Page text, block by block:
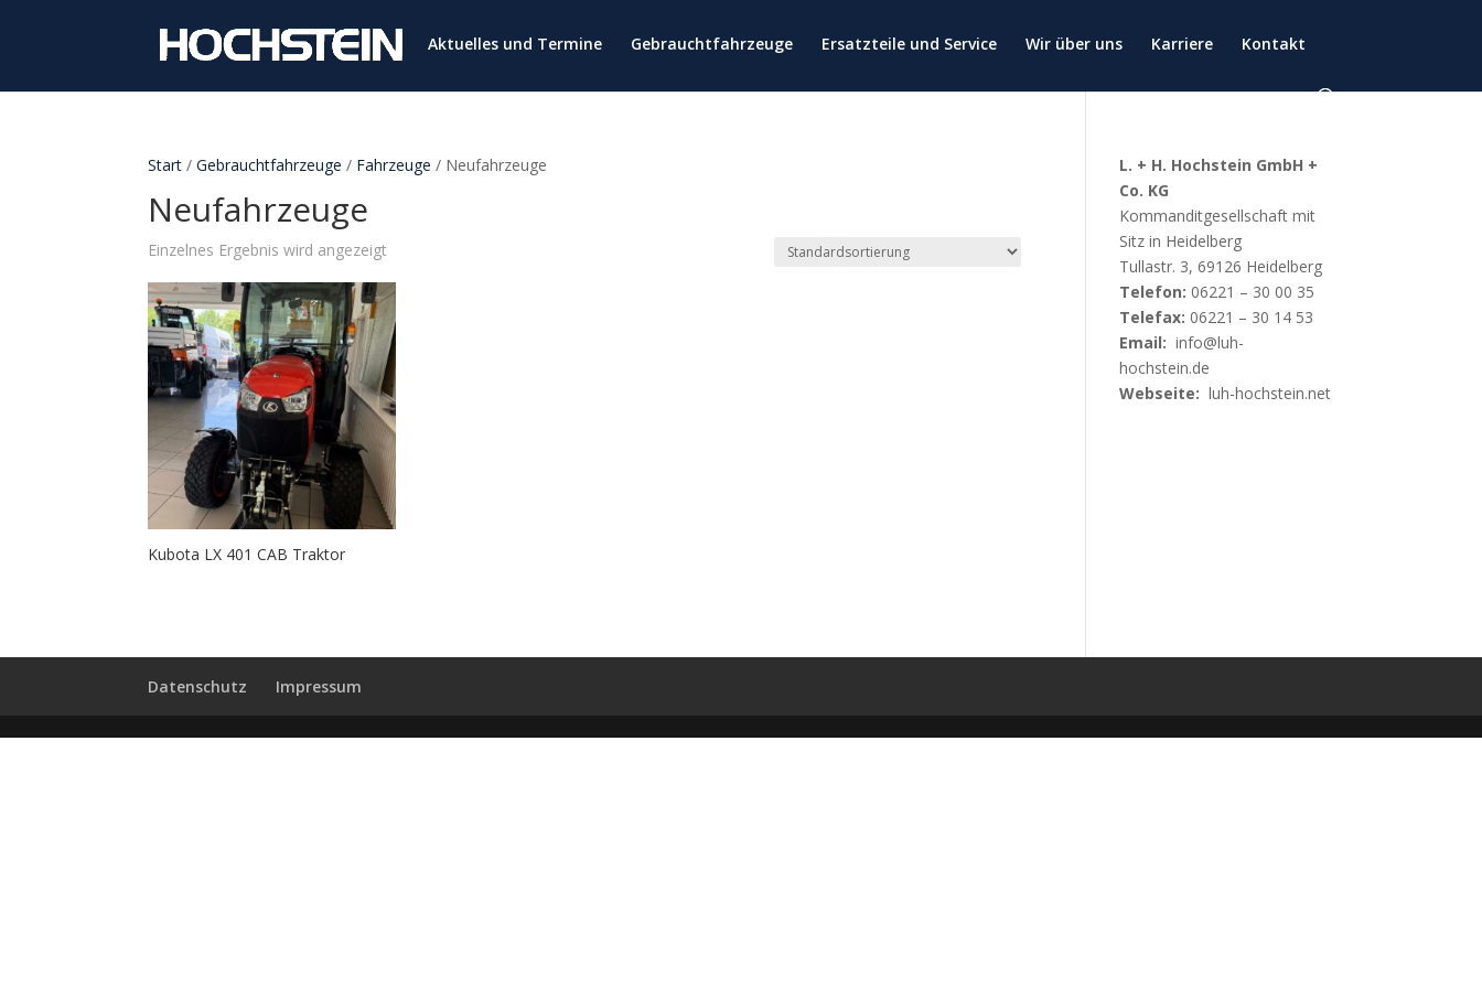
Aktuelles und Termine Gebrauchtfahrzeuge Ersatzteile und Service Wir über uns Karriere Kontakt
Start /Gebrauchtfahrzeuge / Fahrzeuge / Neufahrzeuge
Neufahrzeuge
Einzelnes Ergebnis wird angezeigt
Kubota LX 401 CAB Traktor
L. + H. Hochstein GmbH +
Co. KG
Kommanditgesellschaft mit
Sitz in Heidelberg
Tullastr. 3, 69126 Heidelberg
Telefon: 06221 – 30 00 35
Telefax: 06221 – 30 14 53
Email: info@luh-
hochstein.de
Webseite: luh-hochstein.net
Datenschutz Impressum